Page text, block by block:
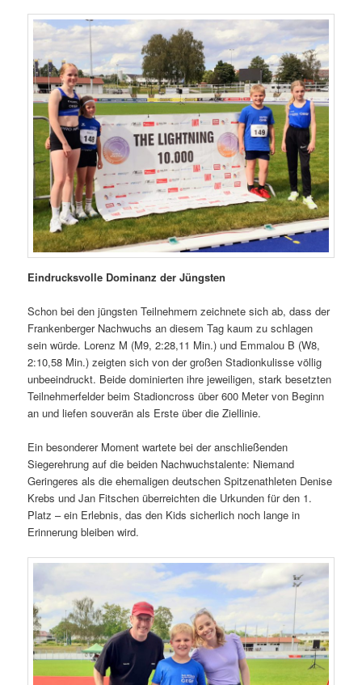
Eindrucksvolle Dominanz der Jüngsten
Schon bei den jüngsten Teilnehmern zeichnete sich ab, dass der
Frankenberger Nachwuchs an diesem Tag kaum zu schlagen
sein würde. Lorenz M (M9, 2:28,11 Min.) und Emmalou B (W8,
2:10,58 Min.) zeigten sich von der großen Stadionkulisse völlig
unbeeindruckt. Beide dominierten ihre jeweiligen, stark besetzten
Teilnehmerfelder beim Stadioncross über 600 Meter von Beginn
an und liefen souverän als Erste über die Ziellinie.
Ein besonderer Moment wartete bei der anschließenden
Siegerehrung auf die beiden Nachwuchstalente: Niemand
Geringeres als die ehemaligen deutschen Spitzenathleten Denise
Krebs und Jan Fitschen überreichten die Urkunden für den 1.
Platz – ein Erlebnis, das den Kids sicherlich noch lange in
Erinnerung bleiben wird.